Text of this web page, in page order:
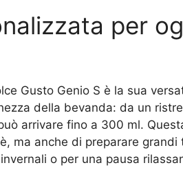
per
Gusto Genio S è la sua
della bevanda: da un
arrivare fino a 300 ml.
ma anche di preparare grandi
o per una pausa